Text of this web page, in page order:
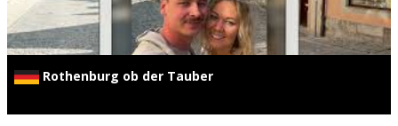
Rothenburg ob der Tauber